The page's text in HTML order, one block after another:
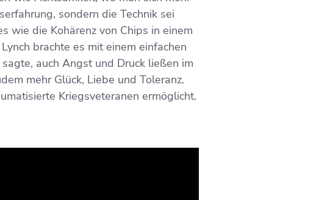
sondern die Technik sei
wie die Kohärenz von Chips in einem
brachte es mit einem einfachen
auch Angst und Druck ließen im
mehr Glück, Liebe und Toleranz.
Kriegsveteranen ermöglicht.